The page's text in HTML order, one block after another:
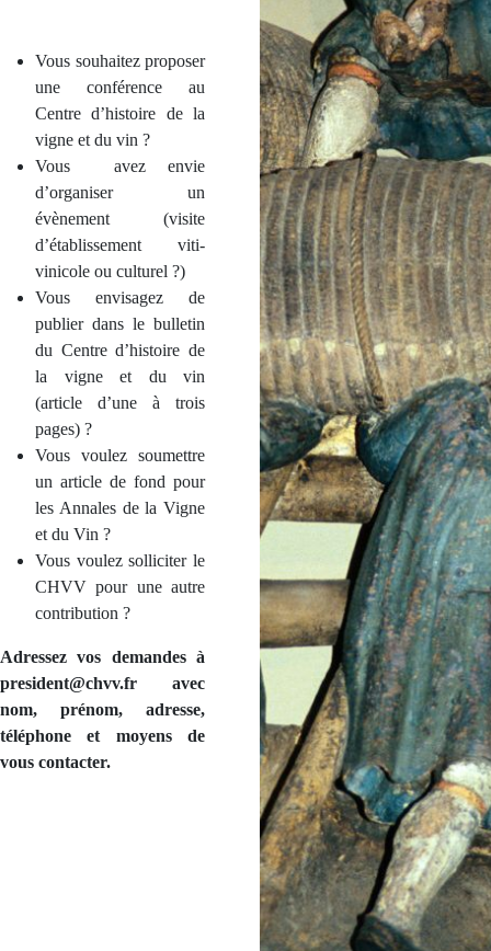
Vous souhaitez proposer
une conférence au
Centre d’histoire de la
vigne et du vin ?
Vous avez envie
d’organiser un
évènement (visite
d’établissement viti-
vinicole ou culturel ?)
Vous envisagez de
publier dans le bulletin
du Centre d’histoire de
la vigne et du vin
(article d’une à trois
pages) ?
Vous voulez soumettre
un article de fond pour
les Annales de la Vigne
et du Vin ?
Vous voulez solliciter le
CHVV pour une autre
contribution ?
Adressez vos demandes à
president@chvv.fr avec
nom, prénom, adresse,
téléphone et moyens de
vous contacter.